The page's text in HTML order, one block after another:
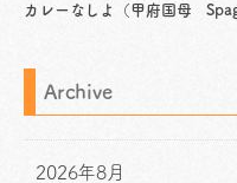
カレーなしよ（甲府国母
Archive
2026年8月